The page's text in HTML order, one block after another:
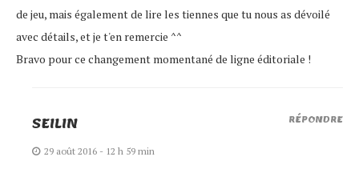
de jeu, mais également de lire les tiennes que tu nous as dévoilé
avec détails, et je t'en remercie ^^
Bravo pour ce changement momentané de ligne éditoriale !
SEILIN
29 août 2016 - 12 h 59 min
RÉPONDRE